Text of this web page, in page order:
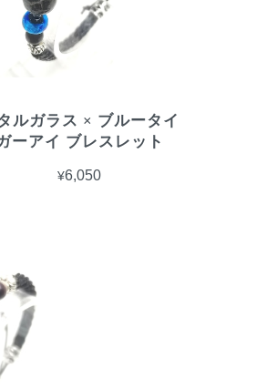
ルガラス × ブルータイ
ーアイ ブレスレット
¥6,050